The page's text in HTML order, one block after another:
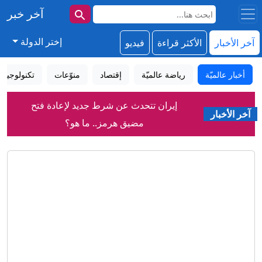
آخر خبر
آخر الأخبار الأكثر قراءة فيديو إختر الدولة
أخبار عالميّة رياضة عالميّة إقتصاد منوّعات تكنولوجيا
آخر الأخبار
إيران تتحدث عن شرط جديد لإعادة فتح
مضيق هرمز.. ما هو؟
بزشكيان: أفشلنا خطة لإدخال العدو قوات